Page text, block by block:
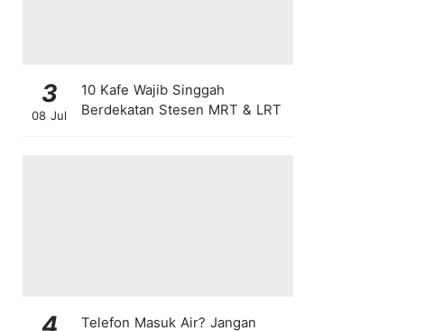
3
08 Jul
10 Kafe Wajib Singgah
Berdekatan Stesen MRT & LRT
Telefon Masuk Air? Jangan